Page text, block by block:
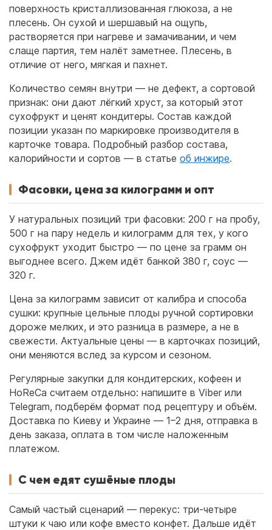
поверхность кристаллизованная глюкоза, а не
плесень. Он сухой и шершавый на ощупь,
растворяется при нагреве и замачивании, и чем
слаще партия, тем налёт заметнее. Плесень, в
отличие от него, мягкая и пахнет.
Количество семян внутри — не дефект, а сортовой
признак: они дают лёгкий хруст, за который этот
сухофрукт и ценят кондитеры. Состав каждой
позиции указан по маркировке производителя в
карточке товара. Подробный разбор состава,
калорийности и сортов — в статьеоб инжире.
Фасовки, цена за килограмм и опт
У натуральных позиций три фасовки: 200 г на пробу,
500 г на пару недель и килограмм для тех, у кого
сухофрукт уходит быстро — по цене за грамм он
выгоднее всего. Джем идёт банкой 380 г, соус —
320 г.
Цена за килограмм зависит от калибра и способа
сушки: крупные цельные плоды ручной сортировки
дороже мелких, и это разница в размере, а не в
свежести. Актуальные цены — в карточках позиций,
они меняются вслед за курсом и сезоном.
Регулярные закупки для кондитерских, кофеен и
HoReCa считаем отдельно: напишите в Viber или
Telegram, подберём формат под рецептуру и объём.
Доставка по Киеву и Украине — 1–2 дня, отправка в
день заказа, оплата в том числе наложенным
платежом.
С чем едят сушёные плоды
Самый частый сценарий — перекус: три-четыре
штуки к чаю или кофе вместо конфет. Дальше идёт